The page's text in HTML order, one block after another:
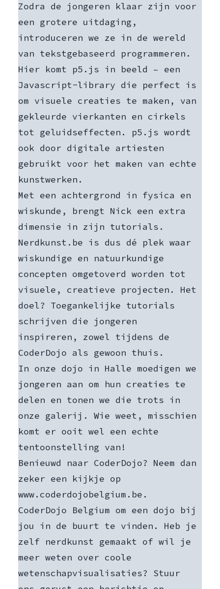
Zodra de jongeren klaar zijn voor
een grotere uitdaging,
introduceren we ze in de wereld
van tekstgebaseerd programmeren.
Hier komt p5.js in beeld – een
Javascript-library die perfect is
om visuele creaties te maken, van
gekleurde vierkanten en cirkels
tot geluidseffecten. p5.js wordt
ook door digitale artiesten
gebruikt voor het maken van echte
kunstwerken.
Met een achtergrond in fysica en
wiskunde, brengt Nick een extra
dimensie in zijn tutorials.
Nerdkunst.be is dus dé plek waar
wiskundige en natuurkundige
concepten omgetoverd worden tot
visuele, creatieve projecten. Het
doel? Toegankelijke tutorials
schrijven die jongeren
inspireren, zowel tijdens de
CoderDojo als gewoon thuis.
In onze dojo in Halle moedigen we
jongeren aan om hun creaties te
delen en tonen we die trots in
onze galerij. Wie weet, misschien
komt er ooit wel een echte
tentoonstelling van!
Benieuwd naar CoderDojo? Neem dan
zeker een kijkje op
www.coderdojobelgium.be .
CoderDojo Belgium om een dojo bij
jou in de buurt te vinden. Heb je
zelf nerdkunst gemaakt of wil je
meer weten over coole
wetenschapvisualisaties? Stuur